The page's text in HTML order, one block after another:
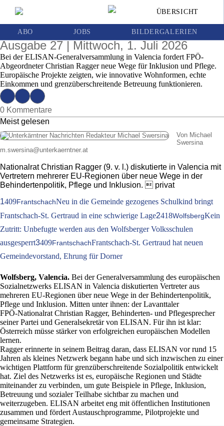
ÜBERSICHT
ABO JOBS BILDERGALERIEN
Christian Ragger in Valencia: Europäische
Behindertenpolitik erneuern
Ausgabe 27 | Mittwoch, 1. Juli 2026
Bei der ELISAN-Generalversammlung in Valencia fordert FPÖ-
Abgeordneter Christian Ragger neue Wege für Inklusion und Pflege.
Europäische Projekte zeigten, wie innovative Wohnformen, echte
Einkommen und grenzüberschreitende Betreuung funktionieren.
0 Kommentare
Meist gelesen
Von Michael
Swersina
m.swersina@unterkaerntner.at
Nationalrat Christian Ragger (9. v. l.) diskutierte in Valencia mit
Vertretern mehrerer EU-Regionen über neue Wege in der
Behindertenpolitik, Pflege und Inklusion.  privat
1409FrantschachNeu in die Gemeinde gezogenes Schulkind bringt
Frantschach-St. Gertraud in eine schwierige Lage2418WolfsbergKein
Zutritt: Unbefugte werden aus den Wolfsberger Volksschulen
ausgesperrt3409FrantschachFrantschach-St. Gertraud hat neuen
Gemeindevorstand, Ehrung für Dorner
Wolfsberg, Valencia. Bei der Generalversammlung des europäischen
Sozialnetzwerks ELISAN in Valencia diskutierten Vertreter aus
mehreren EU‑Regionen über neue Wege in der Behindertenpolitik,
Pflege und Inklusion. Mitten unter ihnen: der Lavanttaler
FPÖ‑Nationalrat Christian Ragger, Behinderten- und Pflegesprecher
seiner Partei und Generalsekretär von ELISAN. Für ihn ist klar:
Österreich müsse stärker von erfolgreichen europäischen Modellen
lernen.
Ragger erinnerte in seinem Beitrag daran, dass ELISAN vor rund 15
Jahren als kleines Netzwerk begann habe und sich inzwischen zu einer
wichtigen Plattform für grenzüberschreitende Sozialpolitik entwickelt
hat. Ziel des Netzwerks ist es, europäische Regionen und Städte
miteinander zu verbinden, um gute Beispiele in Pflege, Inklusion,
Betreuung und sozialer Teilhabe sichtbar zu machen und
weiterzugeben. ELISAN arbeitet eng mit öffentlichen Institutionen
zusammen und fördert Austauschprogramme, Pilotprojekte und
gemeinsame Strategien.